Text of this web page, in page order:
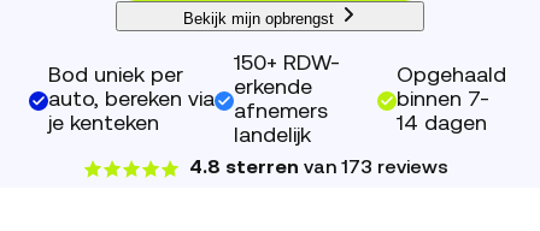
Bekijk mijn opbrengst
Bod uniek per
auto, bereken via
je kenteken
150+ RDW-
erkende
afnemers
landelijk
Opgehaald
binnen 7-
14 dagen
4.8 sterren van 173 reviews